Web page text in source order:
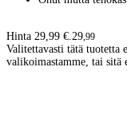
Hinta 29,99 €. 29,99
Valitettavasti tätä tuotetta
valikoimastamme, tai sitä